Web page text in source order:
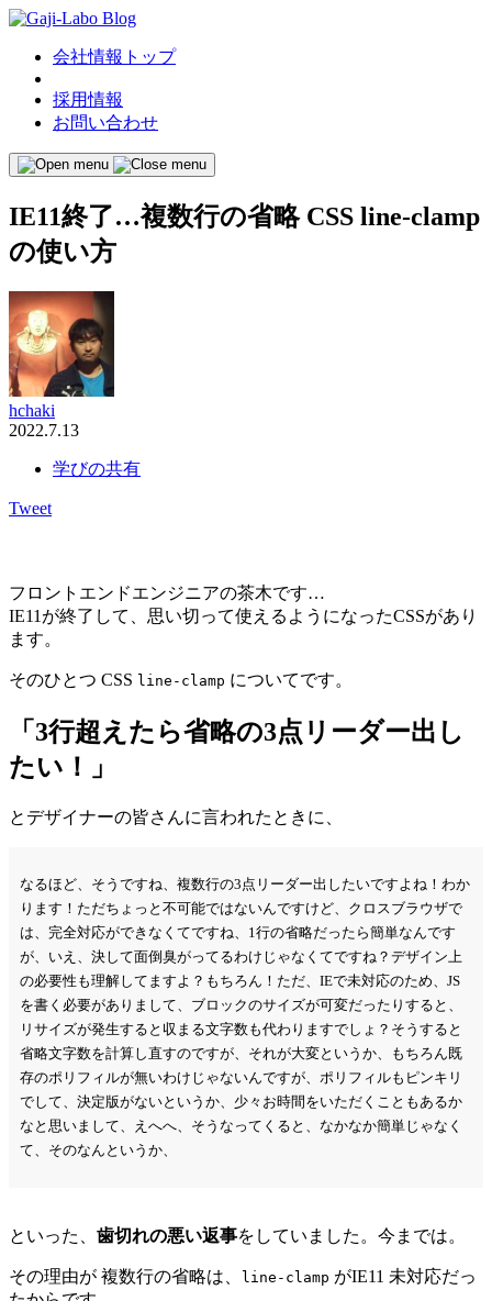
会社情報トップ
採用情報
お問い合わせ
IE11終了…複数行の省略 CSS line-clamp
の使い方
hchaki
2022.7.13
学びの共有
Tweet
フロントエンドエンジニアの茶木です…
IE11が終了して、思い切って使えるようになったCSSがあり
ます。
そのひとつ CSS line-clamp についてです。
「3行超えたら省略の3点リーダー出し
たい！」
とデザイナーの皆さんに言われたときに、
なるほど、そうですね、複数行の3点リーダー出したいですよね！わか
ります！ただちょっと不可能ではないんですけど、クロスブラウザで
は、完全対応ができなくてですね、1行の省略だったら簡単なんです
が、いえ、決して面倒臭がってるわけじゃなくてですね？デザイン上
の必要性も理解してますよ？もちろん！ただ、IEで未対応のため、JS
を書く必要がありまして、ブロックのサイズが可変だったりすると、
リサイズが発生すると収まる文字数も代わりますでしょ？そうすると
省略文字数を計算し直すのですが、それが大変というか、もちろん既
存のポリフィルが無いわけじゃないんですが、ポリフィルもピンキリ
でして、決定版がないというか、少々お時間をいただくこともあるか
なと思いまして、えへへ、そうなってくると、なかなか簡単じゃなく
て、そのなんというか、
といった、 歯切れの悪い返事をしていました。今までは。
その理由が 複数行の省略は、 line-clamp がIE11 未対応だっ